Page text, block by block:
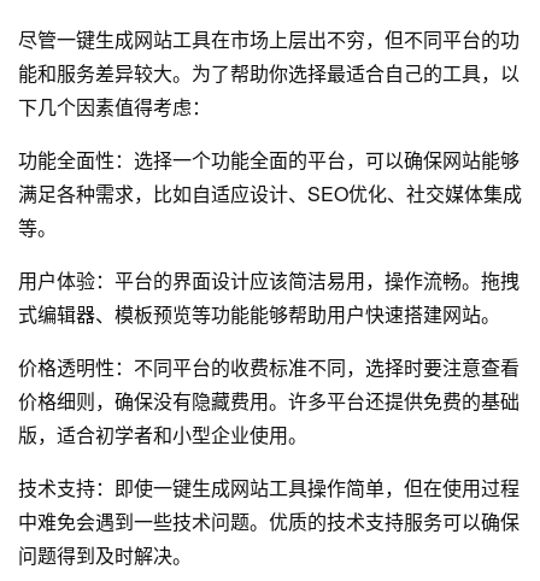
尽管一键生成网站工具在市场上层出不穷，但不同平台的功
能和服务差异较大。为了帮助你选择最适合自己的工具，以
下几个因素值得考虑：
功能全面性：选择一个功能全面的平台，可以确保网站能够
满足各种需求，比如自适应设计、SEO优化、社交媒体集成
等。
用户体验：平台的界面设计应该简洁易用，操作流畅。拖拽
式编辑器、模板预览等功能能够帮助用户快速搭建网站。
价格透明性：不同平台的收费标准不同，选择时要注意查看
价格细则，确保没有隐藏费用。许多平台还提供免费的基础
版，适合初学者和小型企业使用。
技术支持：即使一键生成网站工具操作简单，但在使用过程
中难免会遇到一些技术问题。优质的技术支持服务可以确保
问题得到及时解决。